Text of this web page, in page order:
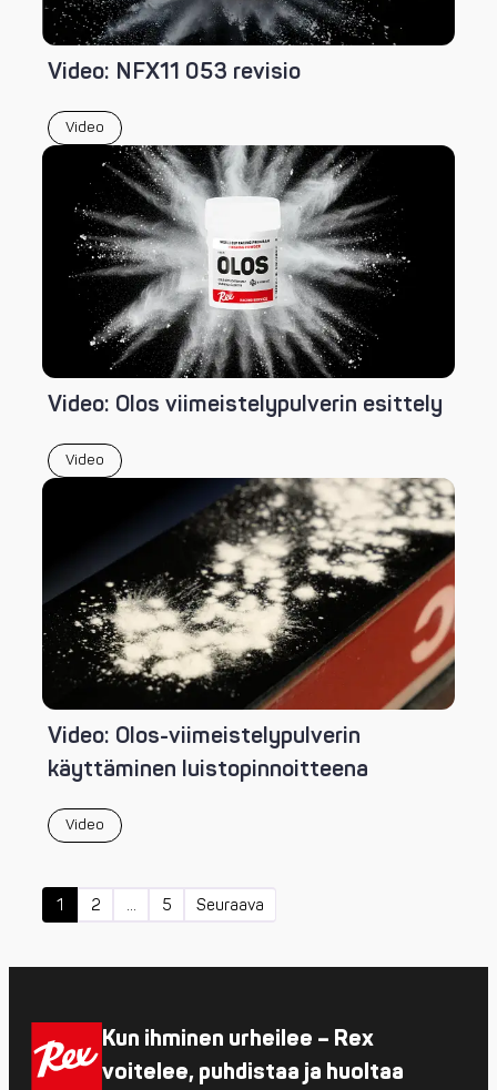
Video: NFX11 053 revisio
Video
Video: Olos viimeistelypulverin esittely
Video
Video: Olos-viimeistelypulverin
käyttäminen luistopinnoitteena
Video
sivutus
1 2 … 5 Seuraava
Kun ihminen urheilee – Rex
voitelee, puhdistaa ja huoltaa